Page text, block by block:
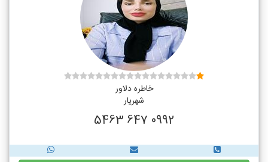
خاطره دلاور
شهریار
0992 647 5463